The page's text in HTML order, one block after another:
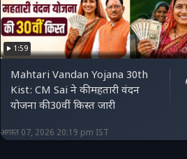
1:59
Mahtari Vandan Yojana 30th
Kist: CM Sai ने की महतारी वंदन
योजना की 30वीं किस्त जारी
अगस्त 07, 2026 20:19 pm IST